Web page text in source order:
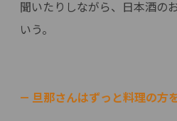
聞いたりしながら、日本酒の
いう。
— 旦那さんはずっと料理の方